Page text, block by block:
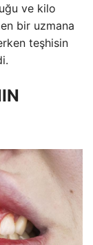
ve kilo
bir uzmana
teşhisin